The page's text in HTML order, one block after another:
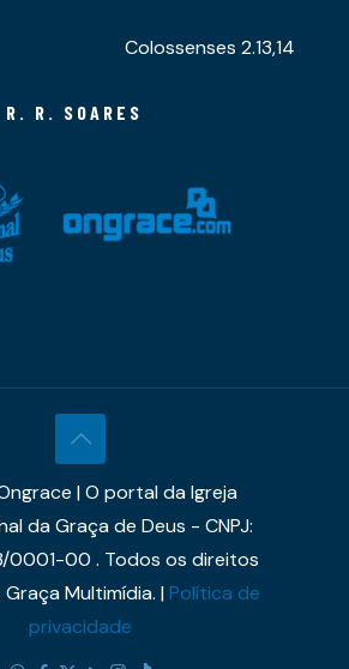
Colossenses 2.13,14
R. SOARES
| O portal da Igreja
da Graça de Deus - CNPJ:
0001-00 . Todos os direitos
Multimídia. |Política de
privacidade